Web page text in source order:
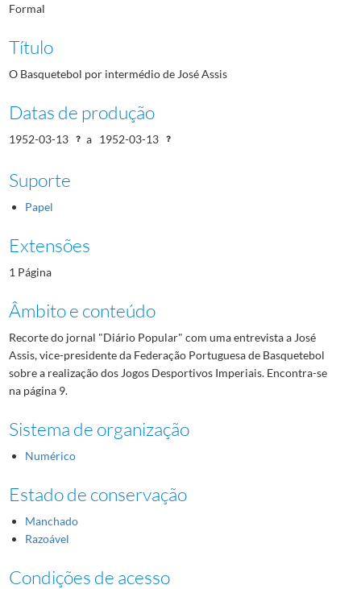
Formal
Título
O Basquetebol por intermédio de José Assis
Datas de produção
1952-03-13 a 1952-03-13
Suporte
Papel
Extensões
1 Página
Âmbito e conteúdo
Recorte do jornal "Diário Popular" com uma entrevista a José
Assis, vice-presidente da Federação Portuguesa de Basquetebol
sobre a realização dos Jogos Desportivos Imperiais. Encontra-se
na página 9.
Sistema de organização
Numérico
Estado de conservação
Manchado
Razoável
Condições de acesso